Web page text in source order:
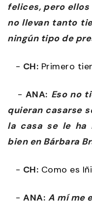
felices, pero
no llevan tanto
ningún tipo de
- CH: Primero
- ANA: Eso no
quieran casarse
la casa se le ha
bien en Bárbara
- CH: Como es
-ANA: A mí me